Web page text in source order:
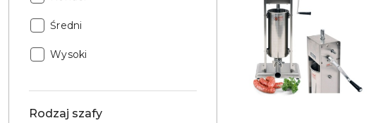
Rodzaj
Średni
Rodzaj
Wysoki
Rodzaj szafy